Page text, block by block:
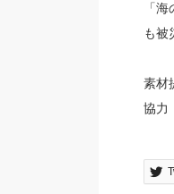
「
も被
素材
協力